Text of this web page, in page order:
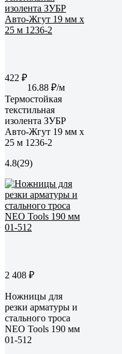
422 ₽
16.88 ₽/м
Термостойкая
текстильная
изолента ЗУБР
Авто-Жгут 19 мм х
25 м 1236-2
4.8(29)
2 408 ₽
Ножницы для
резки арматуры и
стального троса
NEO Tools 190 мм
01-512